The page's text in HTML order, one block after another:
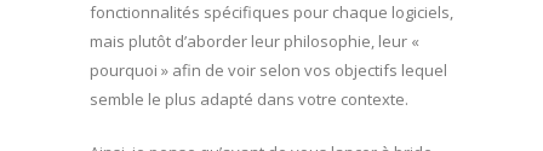
fonctionnalités spécifiques pour chaque logiciels,
mais plutôt d’aborder leur philosophie, leur «
pourquoi » afin de voir selon vos objectifs lequel
semble le plus adapté dans votre contexte.